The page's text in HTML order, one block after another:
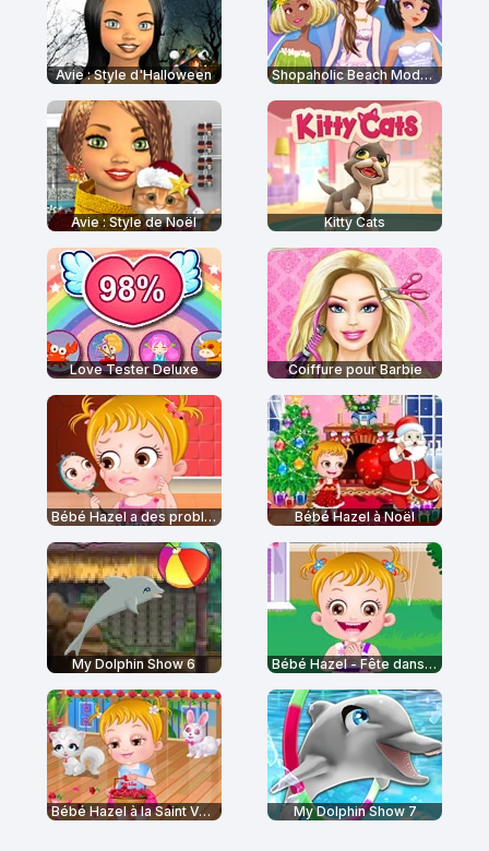
Avie : Style d'Halloween Shopaholic Beach Models
Avie : Style de Noël Kitty Cats
Love Tester Deluxe Coiffure pour Barbie
Bébé Hazel a des problèmes de peau Bébé Hazel à Noël
My Dolphin Show 6 Bébé Hazel - Fête dans le jardin
Bébé Hazel à la Saint Valentin My Dolphin Show 7